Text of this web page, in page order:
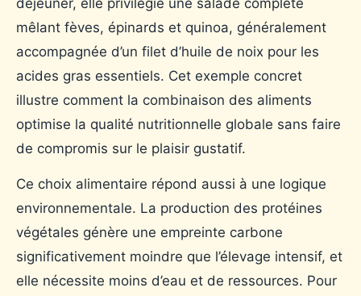
mêlant fèves, épinards et quinoa, généralement
accompagnée d’un filet d’huile de noix pour les
acides gras essentiels. Cet exemple concret
illustre comment la combinaison des aliments
optimise la qualité nutritionnelle globale sans faire
de compromis sur le plaisir gustatif.
Ce choix alimentaire répond aussi à une logique
environnementale. La production des protéines
végétales génère une empreinte carbone
significativement moindre que l’élevage intensif, et
elle nécessite moins d’eau et de ressources. Pour